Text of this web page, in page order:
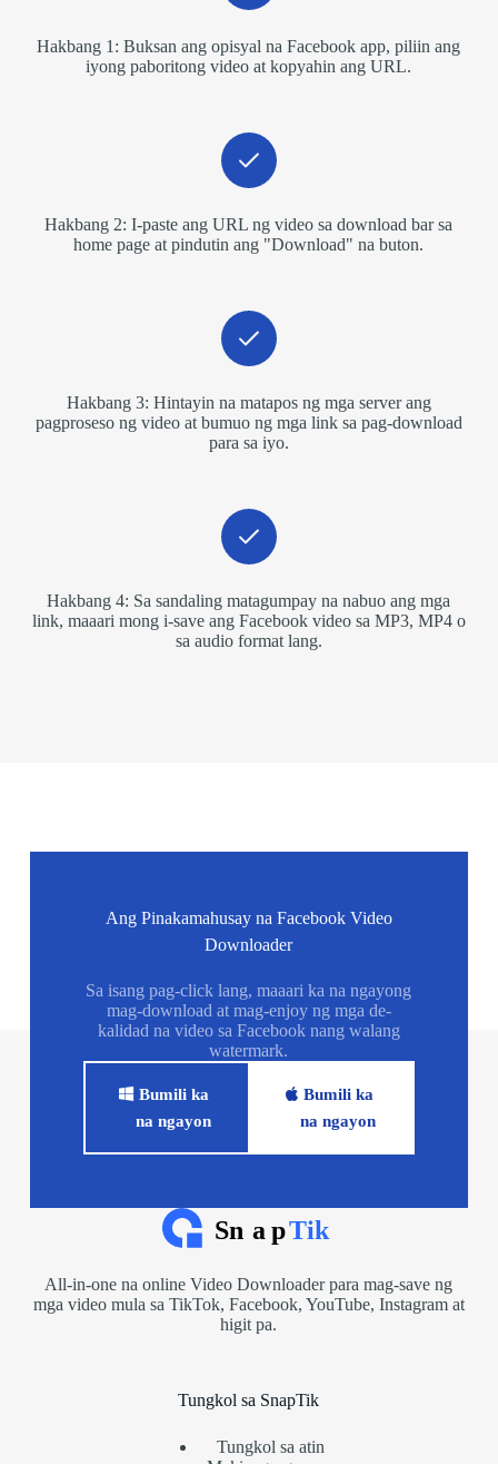
Hakbang 1: Buksan ang opisyal na Facebook app, piliin ang
iyong paboritong video at kopyahin ang URL.
Hakbang 2: I-paste ang URL ng video sa download bar sa
home page at pindutin ang "Download" na buton.
Hakbang 3: Hintayin na matapos ng mga server ang
pagproseso ng video at bumuo ng mga link sa pag-download
para sa iyo.
Hakbang 4: Sa sandaling matagumpay na nabuo ang mga
link, maaari mong i-save ang Facebook video sa MP3, MP4 o
sa audio format lang.
Ang Pinakamahusay na Facebook Video
Downloader
Sa isang pag-click lang, maaari ka na ngayong
mag-download at mag-enjoy ng mga de-
kalidad na video sa Facebook nang walang
watermark.
Bumili ka
na ngayon
Bumili ka
na ngayon
All-in-one na online Video Downloader para mag-save ng
mga video mula sa TikTok, Facebook, YouTube, Instagram at
higit pa.
Tungkol sa SnapTik
Tungkol sa atin